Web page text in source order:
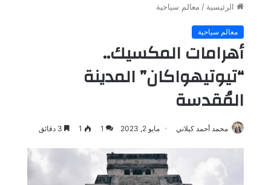
الرئيسية / معالم سياحية
معالم سياحية
أهرامات المكسيك..
“تيوتيهواكان” المدينة
المُقدسة
محمد أحمد كيلاني مايو 2, 2023 1
1